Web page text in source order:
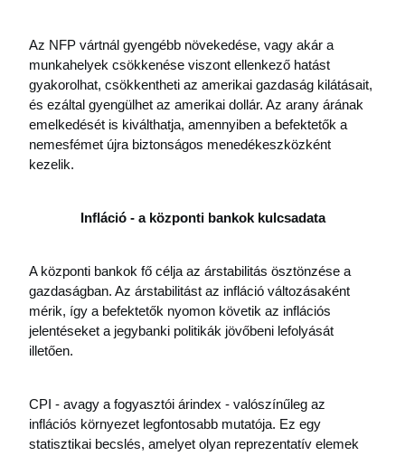
Az NFP vártnál gyengébb növekedése, vagy akár a
munkahelyek csökkenése viszont ellenkező hatást
gyakorolhat, csökkentheti az amerikai gazdaság kilátásait,
és ezáltal gyengülhet az amerikai dollár. Az arany árának
emelkedését is kiválthatja, amennyiben a befektetők a
nemesfémet újra biztonságos menedékeszközként
kezelik.
Infláció - a központi bankok kulcsadata
A központi bankok fő célja az árstabilitás ösztönzése a
gazdaságban. Az árstabilitást az infláció változásaként
mérik, így a befektetők nyomon követik az inflációs
jelentéseket a jegybanki politikák jövőbeni lefolyását
illetően.
CPI - avagy a fogyasztói árindex - valószínűleg az
inflációs környezet legfontosabb mutatója. Ez egy
statisztikai becslés, amelyet olyan reprezentatív elemek